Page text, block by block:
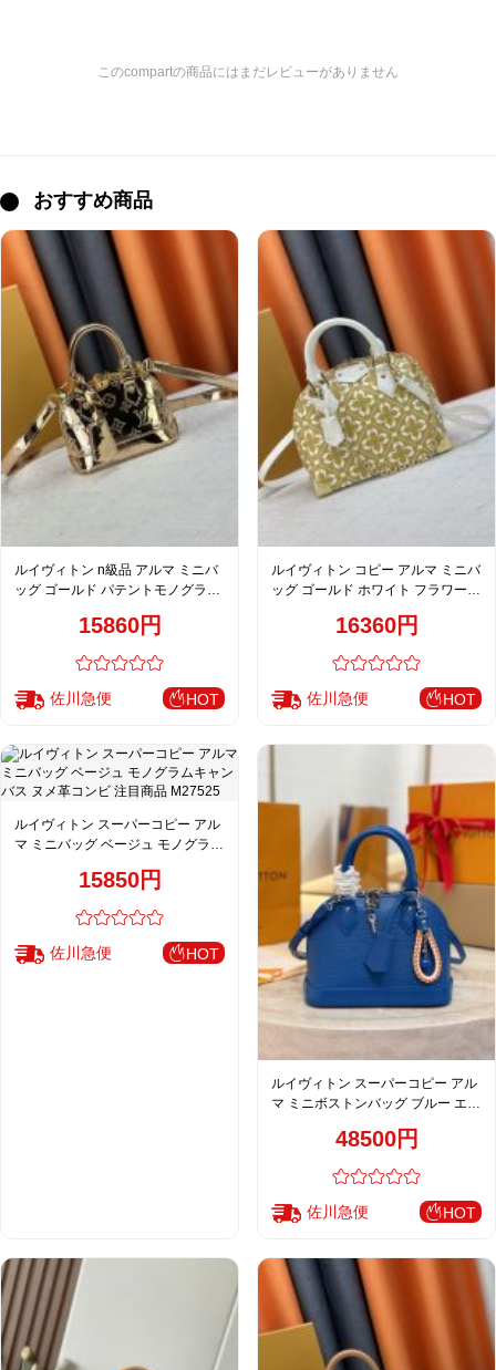
このcompartの商品にはまだレビューがありません
おすすめ商品
ルイヴィトン n級品 アルマ ミニバ
ッグ ゴールド パテントモノグラム
M53152 82717 90611
15860円
佐川急便 HOT
ルイヴィトン コピー アルマ ミニバ
ッグ ゴールド ホワイト フラワーパ
16360円
佐川急便 HOT
ルイヴィトン スーパーコピー アル
マ ミニバッグ ベージュ モノグラム
15850円
佐川急便 HOT
ルイヴィトン スーパーコピー アル
マ ミニボストンバッグ ブルー エピ
48500円
佐川急便 HOT